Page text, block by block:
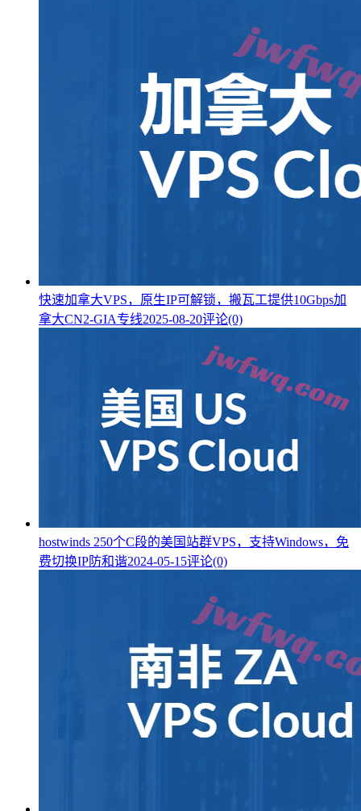
快速加拿大VPS，原生IP可解锁，搬瓦工提供10Gbps加
拿大CN2-GIA专线2025-08-20评论(0)
hostwinds 250个C段的美国站群VPS，支持Windows，免
费切换IP防和谐2024-05-15评论(0)